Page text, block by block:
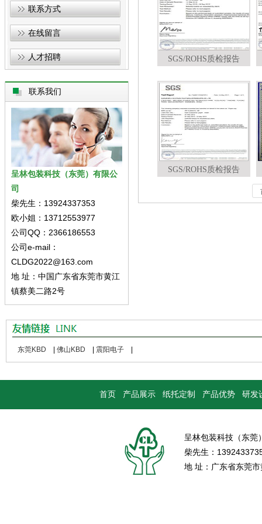
联系方式
在线留言
人才招聘
联系我们
呈林包装科技（东莞）有限公
司
柴先生：13924337353
欧小姐：13712553977
公司QQ：2366186553
公司e-mail：
CLDG2022@163.com
地 址：中国广东省东莞市黄江
镇蔡美二路2号
SGS/ROHS质检报告
SGS/ROHS质检报告
东莞KBD 佛山KBD 震阳电子
首页 产品展示 纸托定制 产品优势 研发
呈林包装科技（东
柴先生：
地 址：广东省东莞